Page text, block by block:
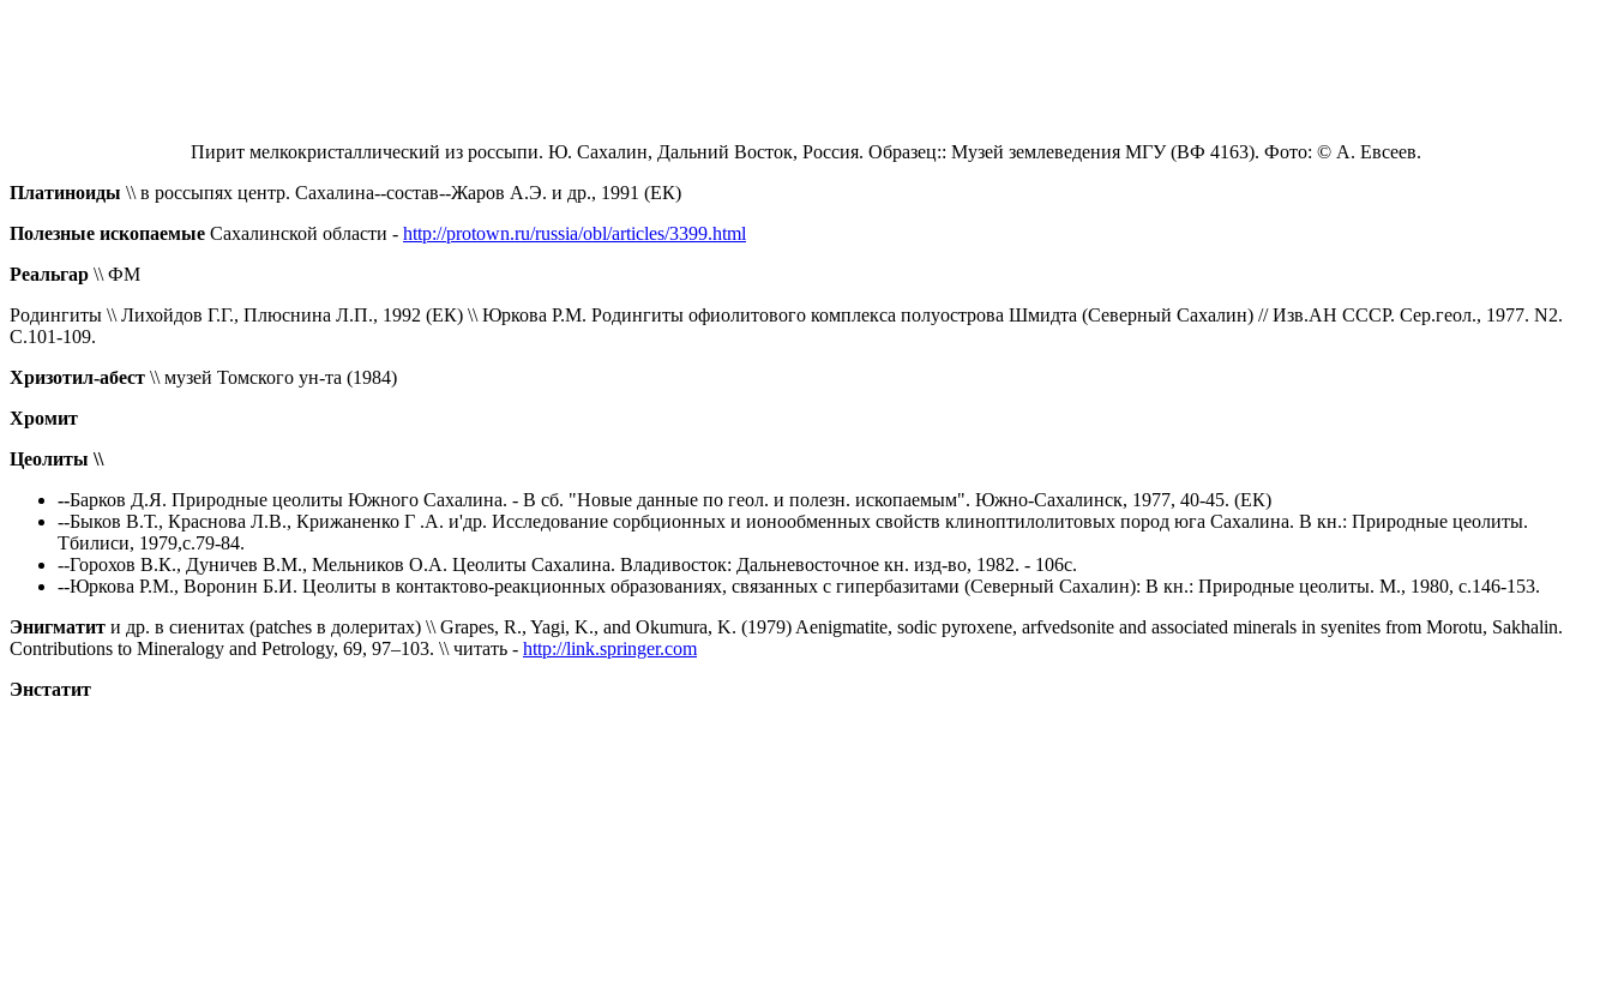
Пирит мелкокристаллический из россыпи. Ю. Сахалин, Дальний Восток, Россия. Образец:: Музей землеведения МГУ (ВФ 4163). Фото: © А. Евсеев.
Платиноиды \\ в россыпях центр. Сахалина--состав--Жаров А.Э. и др., 1991 (ЕК)
Полезные ископаемые Сахалинской области - http://protown.ru/russia/obl/articles/3399.html
Реальгар \\ ФМ
Родингиты \\ Лихойдов Г.Г., Плюснина Л.П., 1992 (ЕК) \\ Юркова Р.М. Родингиты офиолитового комплекса полуострова Шмидта (Северный Сахалин) // Изв.АН СССР. Сер.геол., 1977. N2.
С.101-109.
Хризотил-абест \\ музей Томского ун-та (1984)
Хромит
Цеолиты \\
--Барков Д.Я. Природные цеолиты Южного Сахалина. - В сб. "Новые данные по геол. и полезн. ископаемым". Южно-Сахалинск, 1977, 40-45. (ЕК)
--Быков В.Т., Краснова Л.В., Крижаненко Г .А. и'др. Исследование сорбционных и ионообменных свойств клиноптилолитовых пород юга Сахалина. В кн.: Природные цеолиты.
Тбилиси, 1979,с.79-84.
--Горохов В.К., Дуничев В.М., Мельников O.A. Цеолиты Сахалина. Владивосток: Дальневосточное кн. изд-во, 1982. - 106с.
--Юркова P.M., Воронин Б.И. Цеолиты в контактово-реакционных образованиях, связанных с гипербазитами (Северный Сахалин): В кн.: Природные цеолиты. М., 1980, с.146-153.
Энигматит и др. в сиенитах (patches в долеритах) \\ Grapes, R., Yagi, K., and Okumura, K. (1979) Aenigmatite, sodic pyroxene, arfvedsonite and associated minerals in syenites from Morotu, Sakhalin.
Contributions to Mineralogy and Petrology, 69, 97–103. \\ читать - http://link.springer.com
Энстатит